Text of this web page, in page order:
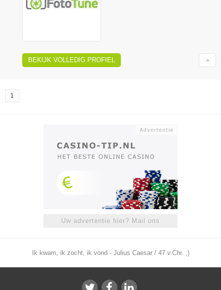
BEKIJK VOLLEDIG PROFIEL
1
Uw advertentie hier? Mail ons
Ik kwam, ik zocht, ik vond - Julius Caesar / 47 v.Chr. ;)